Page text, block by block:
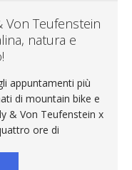
Von Teufenstein
natura e
appuntamenti più
di mountain bike e
& Von Teufenstein x
ore di